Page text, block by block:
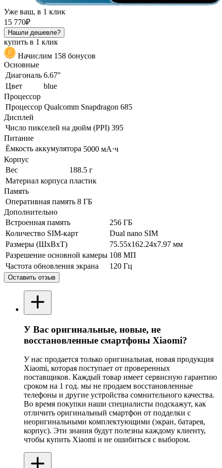
Уже ваш, в 1 клик
15 770₽
Нашли дешевле?
купить в 1 клик
Начислим 158 бонусов
Основные
Диагональ 6.67"
Цвет
blue
Процессор
Процессор Qualcomm Snapdragon 685
Дисплей
Число пикселей на дюйм (PPI) 395
Питание
Ёмкость аккумулятора 5000 мА⋅ч
Корпус
Вес
188.5 г
Материал корпуса пластик
Память
Оперативная память 8 ГБ
Дополнительно
Встроенная память
256 ГБ
Количество SIM-карт
Dual nano SIM
Размеры (ШxВxТ)
75.55x162.24x7.97 мм
Разрешение основной камеры 108 МП
Частота обновления экрана
120 Гц
Оставить отзыв
У Вас оригинальные, новые, не
восстановленные смартфоны Xiaomi?
У нас продается только оригинальная, новая продукция
Xiaomi, которая поступает от проверенных
поставщиков. Каждый товар имеет сервисную гарантию
сроком на 1 год. мы не продаем восстановленные
телефоны и другие устройства сомнительного качества.
Во время покупки наши специалисты подскажут, как
отличить оригинальный смартфон от подделки с
неоригинальными комплектующими (экран, батарея,
корпус). Эти знания будут полезны каждому клиенту,
чтобы купить Xiaomi и не ошибиться с выбором.